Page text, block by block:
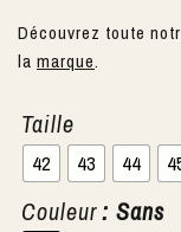
Découvrez toute
la marque.
Taille
42 43 44
Couleur: Sans